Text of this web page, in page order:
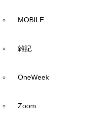
MOBILE
雑記
OneWeek
Zoom